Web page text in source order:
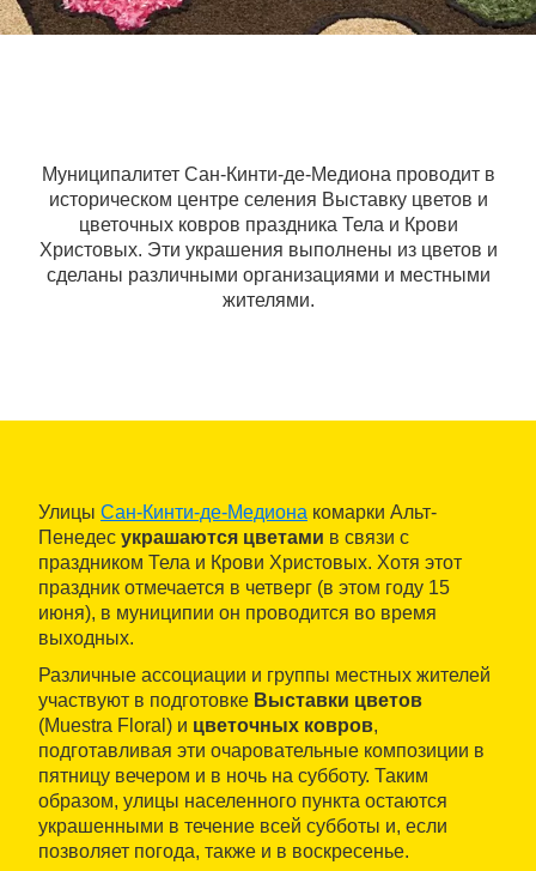
Муниципалитет Сан-Кинти-де-Медиона проводит в
историческом центре селения Выставку цветов и
цветочных ковров праздника Тела и Крови
Христовых. Эти украшения выполнены из цветов и
сделаны различными организациями и местными
жителями.
Улицы Сан-Кинти-де-Медиона комарки Альт-
Пенедес украшаются цветами в связи с
праздником Тела и Крови Христовых. Хотя этот
праздник отмечается в четверг (в этом году 15
июня), в муниципии он проводится во время
выходных.
Различные ассоциации и группы местных жителей
участвуют в подготовке Выставки цветов
(Muestra Floral) и цветочных ковров,
подготавливая эти очаровательные композиции в
пятницу вечером и в ночь на субботу. Таким
образом, улицы населенного пункта остаются
украшенными в течение всей субботы и, если
позволяет погода, также и в воскресенье.